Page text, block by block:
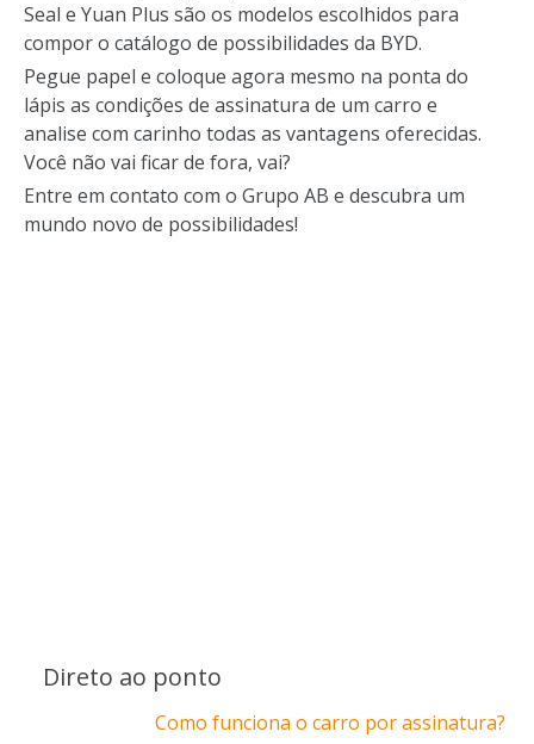
Seal e Yuan Plus são os modelos escolhidos para
compor o catálogo de possibilidades da BYD.
Pegue papel e coloque agora mesmo na ponta do
lápis as condições de assinatura de um carro e
analise com carinho todas as vantagens oferecidas.
Você não vai ficar de fora, vai?
Entre em contato com o Grupo AB e descubra um
mundo novo de possibilidades!
Direto ao ponto
Como funciona o carro por assinatura?